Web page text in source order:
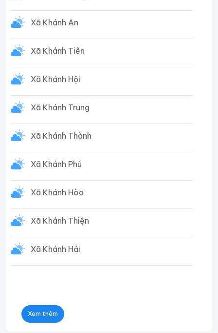
Xã Khánh An
Xã Khánh Tiên
Xã Khánh Hội
Xã Khánh Trung
Xã Khánh Thành
Xã Khánh Phú
Xã Khánh Hòa
Xã Khánh Thiện
Xã Khánh Hải
Xem thêm